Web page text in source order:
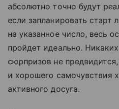
абсолютно точно будут
если запланировать старт
на указанное число, весь
пройдет идеально.
сюрпризов не
и хорошего самочувствия
активного досуга.